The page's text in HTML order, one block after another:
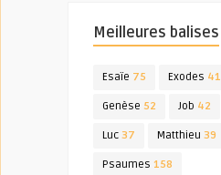
Meilleures balises
Esaïe 75 Exodes 41
Genèse 52 Job 42
Luc 37 Matthieu 39
Psaumes 158